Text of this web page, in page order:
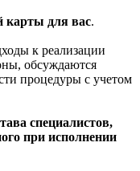
карты для вас.
к реализации
обсуждаются
процедуры с учетом
специалистов,
при исполнении